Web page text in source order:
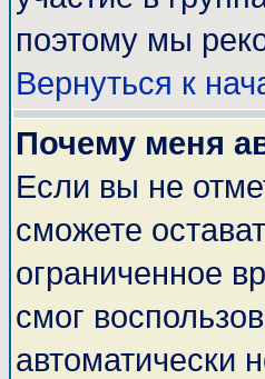
поэтому мы
Вернуться к
Почему меня
Если вы не
сможете
ограниченное
смог
автоматически